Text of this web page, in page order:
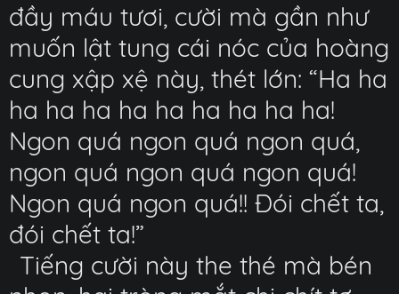
đầy máu tươi, cười mà gần như
muốn lật tung cái nóc của hoàng
cung xập xệ này, thét lớn: “Ha ha
ha ha ha ha ha ha ha ha ha!
Ngon quá ngon quá ngon quá,
ngon quá ngon quá ngon quá!
Ngon quá ngon quá!! Đói chết ta,
đói chết ta!”
Tiếng cười này the thé mà bén